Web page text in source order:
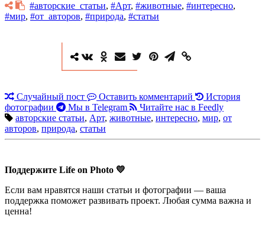
#авторские_статьи, #Арт, #животные, #интересно,
#мир, #от_авторов, #природа, #статьи
Случайный пост Оставить комментарий
История
фотографии
Мы в Telegram
Читайте нас в Feedly
авторские статьи, Арт, животные, интересно, мир, от
авторов, природа, статьи
Поддержите Life on Photo 💛
Если вам нравятся наши статьи и фотографии — ваша
поддержка поможет развивать проект. Любая сумма важна и
ценна!